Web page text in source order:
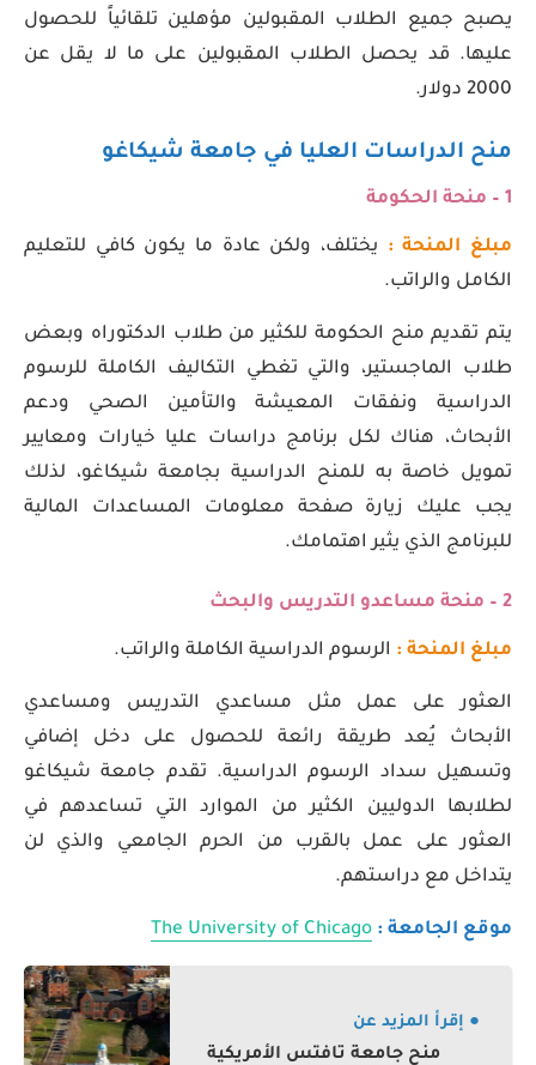
يصبح جميع الطلاب المقبولين مؤهلين تلقائياً للحصول
عليها. قد يحصل الطلاب المقبولين على ما لا يقل عن
2000 دولار.
منح الدراسات العليا في جامعة شيكاغو
1 – منحة الحكومة
مبلغ المنحة : يختلف، ولكن عادة ما يكون كافي للتعليم
الكامل والراتب.
يتم تقديم منح الحكومة للكثير من طلاب الدكتوراه وبعض
طلاب الماجستير، والتي تغطي التكاليف الكاملة للرسوم
الدراسية ونفقات المعيشة والتأمين الصحي ودعم
الأبحاث، هناك لكل برنامج دراسات عليا خيارات ومعايير
تمويل خاصة به للمنح الدراسية بجامعة شيكاغو، لذلك
يجب عليك زيارة صفحة معلومات المساعدات المالية
للبرنامج الذي يثير اهتمامك.
2 – منحة مساعدو التدريس والبحث
مبلغ المنحة : الرسوم الدراسية الكاملة والراتب.
العثور على عمل مثل مساعدي التدريس ومساعدي
الأبحاث يُعد طريقة رائعة للحصول على دخل إضافي
وتسهيل سداد الرسوم الدراسية. تقدم جامعة شيكاغو
لطلابها الدوليين الكثير من الموارد التي تساعدهم في
العثور على عمل بالقرب من الحرم الجامعي والذي لن
يتداخل مع دراستهم.
موقع الجامعة : The University of Chicago
● إقرأ المزيد عن
منح جامعة تافتس الأمريكية